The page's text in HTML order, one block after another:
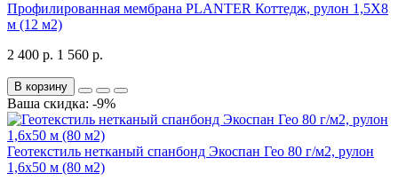
Профилированная мембрана PLANTER Коттедж, рулон 1,5Х8
м (12 м2)
2 400 р. 1 560 р.
В корзину
Ваша скидка: -9%
Геотекстиль нетканый спанбонд Экоспан Гео 80 г/м2, рулон
1,6х50 м (80 м2)